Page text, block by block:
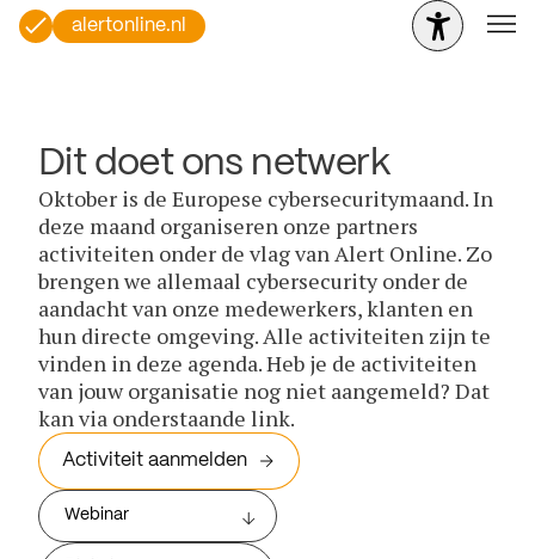
alertonline.nl
Dit doet ons netwerk
Oktober is de Europese cybersecuritymaand. In
deze maand organiseren onze partners
activiteiten onder de vlag van Alert Online. Zo
brengen we allemaal cybersecurity onder de
aandacht van onze medewerkers, klanten en
hun directe omgeving. Alle activiteiten zijn te
vinden in deze agenda. Heb je de activiteiten
van jouw organisatie nog niet aangemeld? Dat
kan via onderstaande link.
Activiteit aanmelden
Webinar